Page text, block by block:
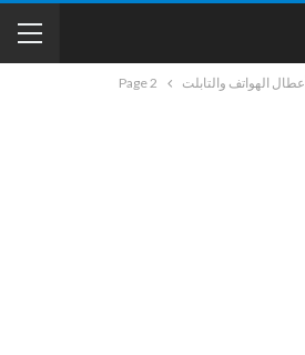
أعطال الهواتف والتابلت Page 2